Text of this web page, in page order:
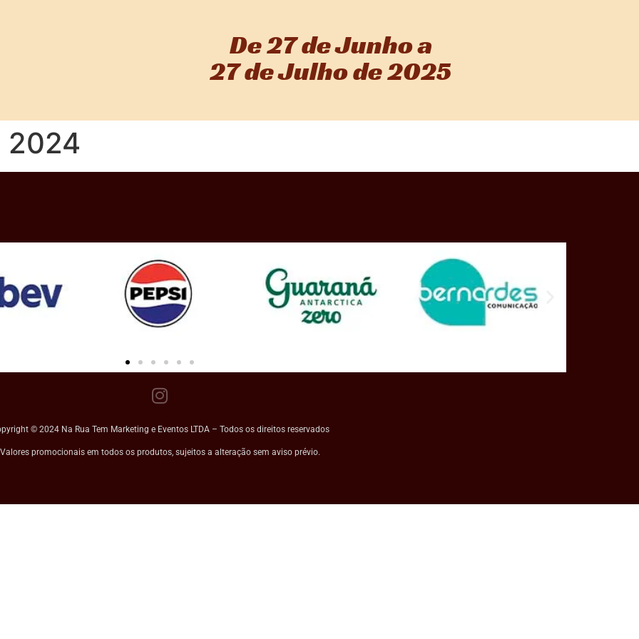
De 27 de Junho a
27 de Julho de 2025
2024
© 2024 Na Rua Tem Marketing e Eventos LTDA – Todos os direitos reservados
Valores promocionais em todos os produtos, sujeitos a alteração sem aviso prévio.